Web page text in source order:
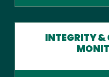
INTEGRITY